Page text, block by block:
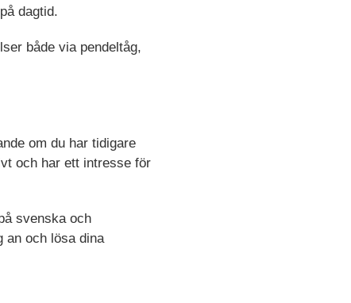
dagtid.
både via pendeltåg,
om du har tidigare
och har ett intresse för
svenska och
an och lösa dina